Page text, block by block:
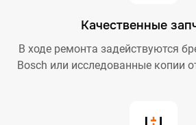
Качественные
В ходе ремонта задействуются
Bosch или исследованные копии